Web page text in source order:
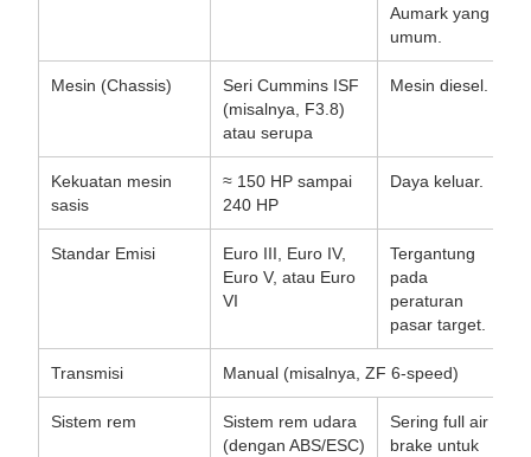
Aumark yang
umum.
Mesin (Chassis)
Seri Cummins ISF
(misalnya, F3.8)
atau serupa
Mesin diesel.
Kekuatan mesin
sasis
≈ 150 HP sampai
240 HP
Daya keluar.
Standar Emisi
Euro III, Euro IV,
Euro V, atau Euro
VI
Tergantung
pada
peraturan
pasar target.
Transmisi Manual (misalnya, ZF 6-speed)
Sistem rem
Sistem rem udara
(dengan ABS/ESC)
Sering full air
brake untuk